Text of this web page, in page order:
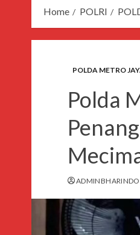
Home POLRI
POLDA METRO
Polda
ADMINBHARINDO